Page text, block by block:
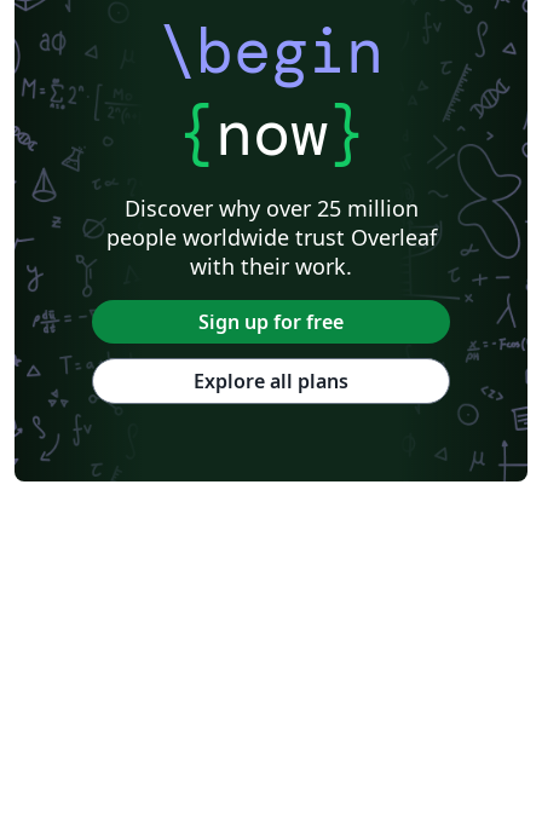
\begin
{now}
Discover why over 25 million
people worldwide trust Overleaf
with their work.
Sign up for free
Explore all plans